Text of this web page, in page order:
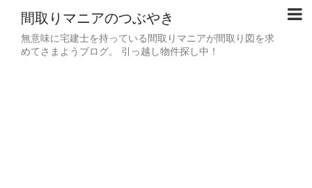
間取りマニアのつぶやき
無意味に宅建士を持っている間取りマニアが間取り図を求
めてさまようブログ。 引っ越し物件探し中！